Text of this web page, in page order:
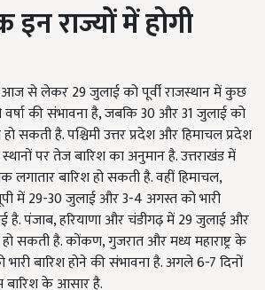
राज्यों में होगी
आज से लेकर 29 जुलाई को पूर्वी राजस्थान में कुछ
वर्षा की संभावना है, जबकि 30 और 31 जुलाई को
हो सकती है. पश्चिमी उत्तर प्रदेश और हिमाचल प्रदेश
पर तेज बारिश का अनुमान है. उत्तराखंड में
बारिश हो सकती है. वहीं हिमाचल,
में 29-30 जुलाई और 3-4 अगस्त को भारी
है. पंजाब, हरियाणा और चंडीगढ़ में 29 जुलाई और
सकती है. कोंकण, गुजरात और मध्य महाराष्ट्र के
भारी बारिश होने की संभावना है. अगले 6-7 दिनों
बारिश के आसार है.